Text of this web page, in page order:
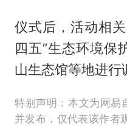
仪式后，活动相
四五”生态环境保
山生态馆等地进行
特别声明：本文为网易
并发布，仅代表该作者